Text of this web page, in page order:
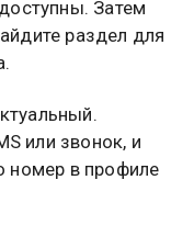
Затем
раздел для
или звонок, и
номер в профиле